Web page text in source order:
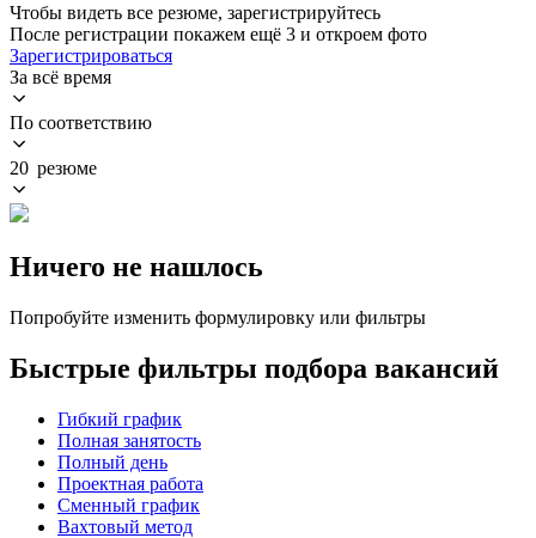
Чтобы видеть все резюме, зарегистрируйтесь
После регистрации покажем ещё 3 и откроем фото
Зарегистрироваться
За всё время
По соответствию
20 резюме
Ничего не нашлось
Попробуйте изменить формулировку или фильтры
Быстрые фильтры подбора вакансий
Гибкий график
Полная занятость
Полный день
Проектная работа
Сменный график
Вахтовый метод